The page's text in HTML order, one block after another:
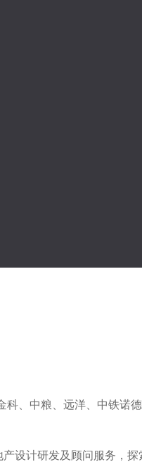
科、中粮、远洋、中铁诺
设计研发及顾问服务，探